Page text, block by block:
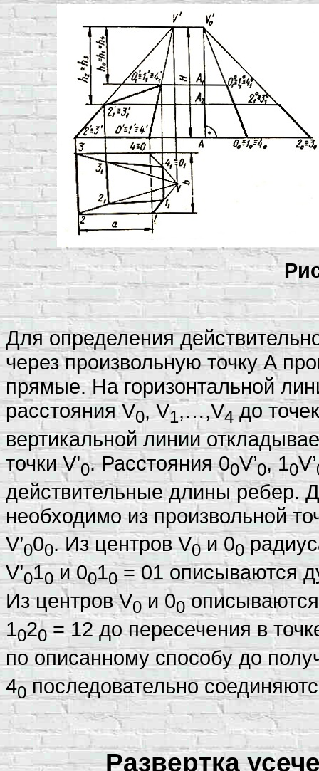
Для определения
через произвольную точку А
прямые. На горизонтальной
расстояния V0, V1,…,V4до
вертикальной линии
точки V’0. Расстояния 00V’0, 10V’
действительные длины ребер.
необходимо из произвольной
V’000. Из центров V0и 00
V’010и 0010= 01 описываются
Из центров V0и 00
1020= 12 до пересечения в
по описанному способу до
40последовательно
Развертка